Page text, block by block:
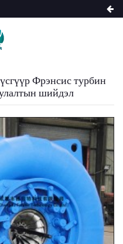
Фрэнсис турбин
шийдэл